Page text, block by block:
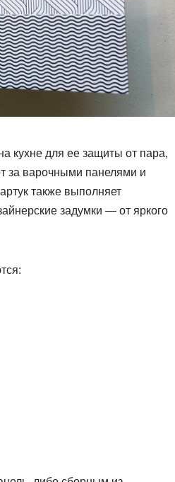
кухне для ее защиты от пара,
за варочными панелями и
также выполняет
задумки — от яркого